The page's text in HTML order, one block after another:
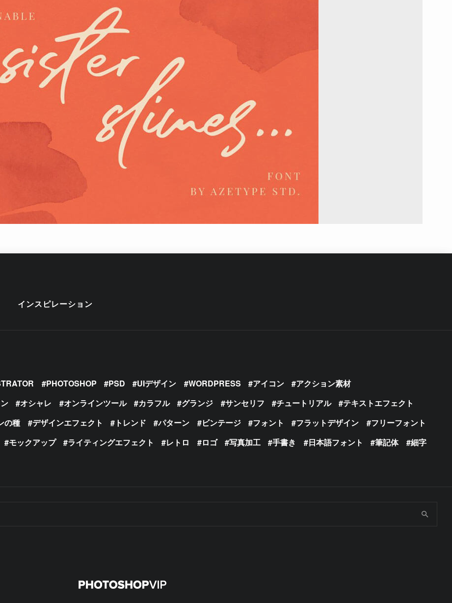
インスピレーション
PHOTOSHOP PSD UIデザイン WORDPRESS アイコン
アクション素材
オシャレ オンラインツール カラフル グランジ サンセリフ チュートリアル
テキストエフェクト
の種 デザインエフェクト トレンド パターン ビンテージ フォント フラットデザイン
フリーフォント
モックアップ ライティングエフェクト レトロ ロゴ 写真加工 手書き 日本語フォント 筆記体
細字